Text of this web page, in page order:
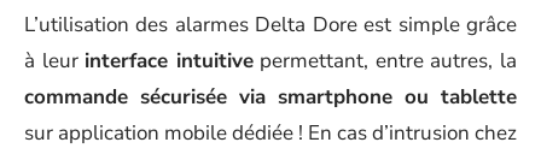
L’utilisation des alarmes Delta Dore est simple grâce
à leur interface intuitivepermettant, entre autres, la
commande sécurisée via smartphone ou tablette
sur application mobile dédiée ! En cas d’intrusion chez